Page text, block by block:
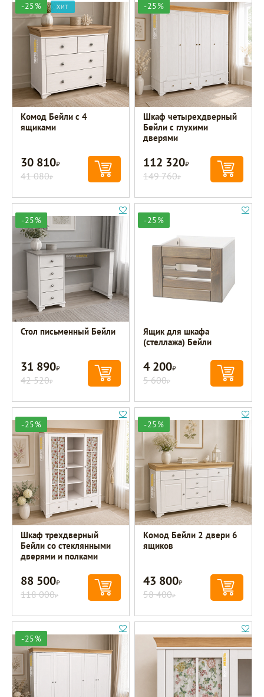
-25% ХИТ
Комод Бейли с 4
ящиками
30 810Р
41 080Р
-25%
Шкаф четырехдверный
Бейли с глухими
дверями
112 320Р
149 760Р
-25%
Стол письменный Бейли
31 890Р
42 520Р
-25%
Ящик для шкафа
(стеллажа) Бейли
4 200Р
5 600Р
-25%
Шкаф трехдверный
Бейли со стеклянными
дверями и полками
88 500Р
118 000Р
-25%
Комод Бейли 2 двери 6
ящиков
43 800Р
58 400Р
-25%